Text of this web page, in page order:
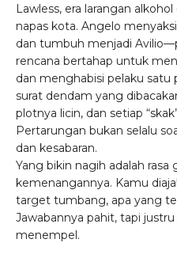
Lawless, era larangan
napas kota. Angelo
dan tumbuh menjadi
rencana bertahap untuk
dan menghabisi pelaku satu
surat dendam yang
plotnya licin, dan setiap
Pertarungan bukan selalu
dan kesabaran.
Yang bikin nagih adalah rasa
kemenangannya. Kamu
target tumbang, apa yang
Jawabannya pahit, tapi
menempel.